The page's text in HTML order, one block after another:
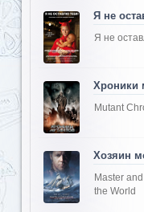
Я не
Я не
Хроники
Mutant
Хозяин
Master
the World